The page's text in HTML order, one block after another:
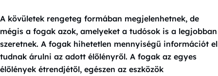
A kövületek rengeteg formában megjelenhetnek, de
mégis a fogak azok, amelyeket a tudósok is a legjobban
szeretnek. A fogak hihetetlen mennyiségű információt el
tudnak árulni az adott élőlényről. A fogak az egyes
élőlények étrendjétől, egészen az eszközök